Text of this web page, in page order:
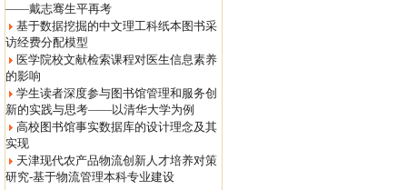
——戴志骞生平再考
基于数据挖掘的中文理工科纸本图书采
访经费分配模型
医学院校文献检索课程对医生信息素养
的影响
学生读者深度参与图书馆管理和服务创
新的实践与思考——以清华大学为例
高校图书馆事实数据库的设计理念及其
实现
天津现代农产品物流创新人才培养对策
研究-基于物流管理本科专业建设